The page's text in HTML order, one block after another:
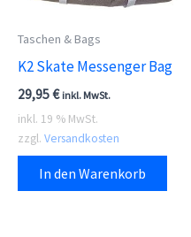
Taschen & Bags
K2 Skate Messenger Bag
29,95€ inkl. MwSt.
inkl. 19 % MwSt.
zzgl. Versandkosten
In den Warenkorb